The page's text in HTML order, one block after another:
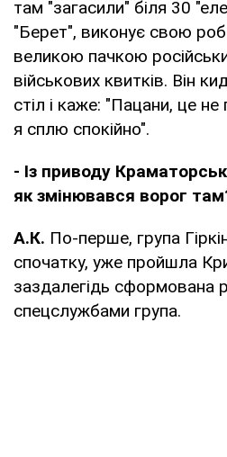
там "загасили" біля 30
"Берет", виконує свою
великою пачкою
військових квитків. Він
стіл і каже: "Пацани, це не
я сплю спокійно".
- Із приводу
як змінювався ворог
А.К. По-перше, група
спочатку, уже пройшла
заздалегідь сформована
спецслужбами група.